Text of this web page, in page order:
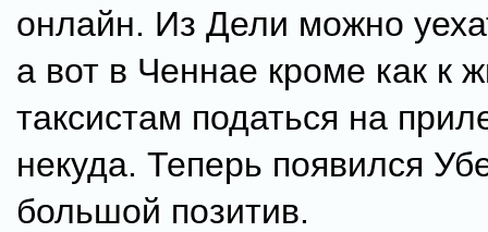
онлайн. Из Дели можно
а вот в Ченнае кроме как к
таксистам податься на
некуда. Теперь появился
большой позитив.